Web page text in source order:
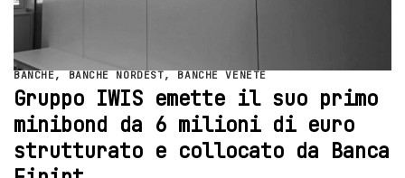
BANCHE, BANCHE NORDEST, BANCHE VENETE
Gruppo IWIS emette il suo primo
minibond da 6 milioni di euro
strutturato e collocato da Banca